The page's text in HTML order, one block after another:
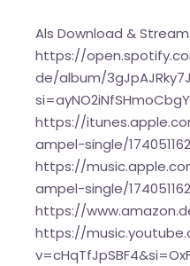
Als Download & Stream:
https://
de/album/
https://
ampel-single/
https://
ampel-single/
https://
https://